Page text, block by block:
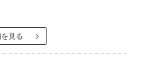
見る